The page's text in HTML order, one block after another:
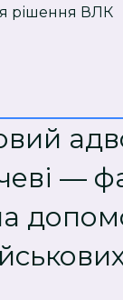
рішення ВЛК
—